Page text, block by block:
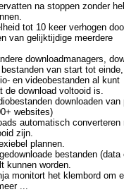
na stoppen zonder
tot 10 keer verhogen
van gelijktijdige meerdere
downloadmanagers,
bestanden van start tot einde,
en videobestanden al kunt
de download voltooid is.
downloaden
websites)
automatisch
zijn.
plannen.
bestanden
kunnen worden.
monitort het klembord om
...